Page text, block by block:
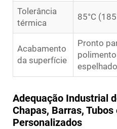
Tolerância
térmica
85°C
Acabamento
da superfície
Pronto
polimento
espelhado
Adequação Industrial
Chapas, Barras,
Personalizados